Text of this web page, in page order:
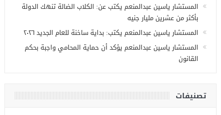
المستشار ياسين عبدالمنعم يكتب عن: الكلاب الضالة تنهك الدولة
بأكثر من عشرين مليار جنيه
المستشار ياسين عبدالمنعم يكتب: بداية ساخنة للعام الجديد ٢٠٢٦
المستشار ياسين عبدالمنعم يؤكد أن حماية المحامي واجبة بحكم
القانون
تصنيفات